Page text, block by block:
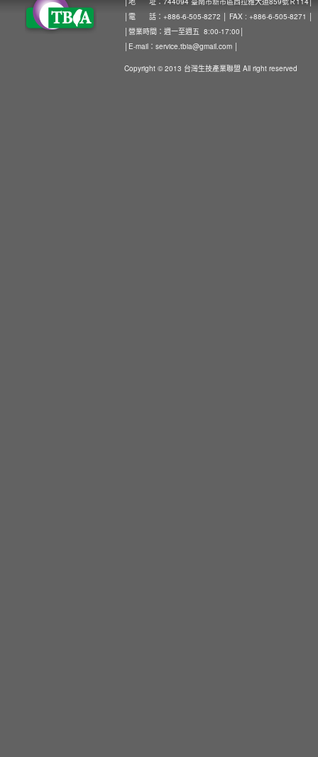
│電 話：+886-6-505-8272 │ FAX : +886-6-505-8271 │
│營業時間：週一至週五 8:00-17:00│
│E-mail： service.tbia@gmail.com │
Copyright © 2013 台灣生技產業聯盟 All right reserved